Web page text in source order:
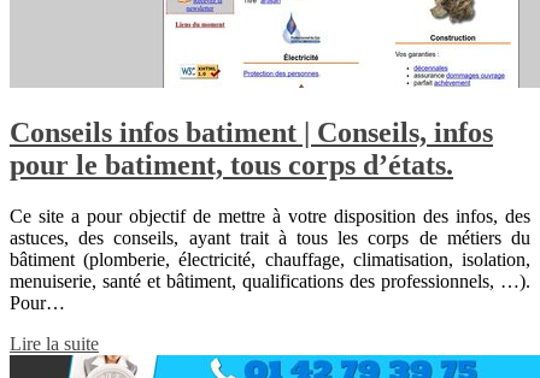
Conseils infos batiment | Conseils, infos
pour le batiment, tous corps d’états.
Ce site a pour objectif de mettre à votre disposition des infos, des
astuces, des conseils, ayant trait à tous les corps de métiers du
bâtiment (plomberie, électricité, chauffage, climatisation, isolation,
menuiserie, santé et bâtiment, qualifications des professionnels, …).
Pour…
Lire la suite